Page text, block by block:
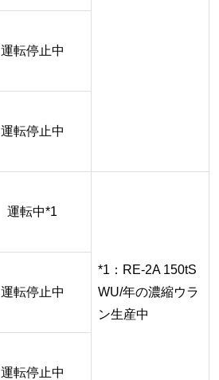
運転停止中
運転停止中
運転中*1
*1：RE-2A 150tS
WU/年の濃縮ウラ
ン生産中
運転停止中
運転停止中